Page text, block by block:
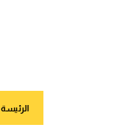
الرئيسة